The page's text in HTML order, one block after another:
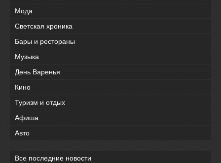
Мода
Светская хроника
Бары и рестораны
Музыка
День Варенья
Кино
Туризм и отдых
Афиша
Авто
Все последние новости